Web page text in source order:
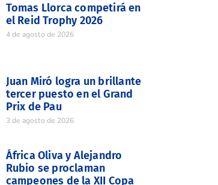
Tomas Llorca competirá en
el Reid Trophy 2026
4 de agosto de 2026
Juan Miró logra un brillante
tercer puesto en el Grand
Prix de Pau
3 de agosto de 2026
África Oliva y Alejandro
Rubio se proclaman
campeones de la XII Copa